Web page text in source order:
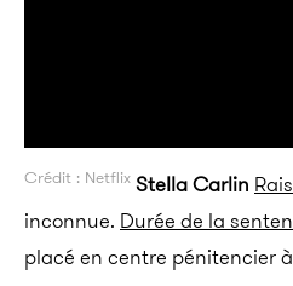
Crédit : Netflix Stella Carlin
inconnue. Durée de la
placé en centre pénitencier